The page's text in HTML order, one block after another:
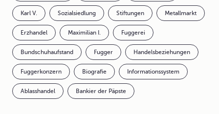
Karl V. Sozialsiedlung Stiftungen Metallmarkt
Erzhandel Maximilian I. Fuggerei
Bundschuhaufstand Fugger Handelsbeziehungen
Fuggerkonzern Biografie Informationssystem
Ablasshandel Bankier der Päpste